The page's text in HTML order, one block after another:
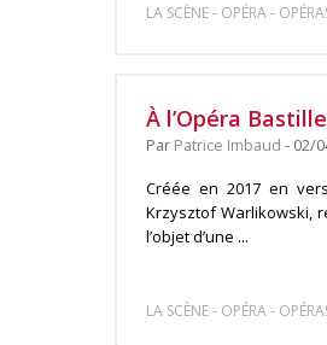
LA SCÈNE- OPÉRA-
À l’Opéra
Par Patrice Imbaud - 02/
Créée en 2017 en
Krzysztof Warlikowski,
l’objet d’une ...
LA SCÈNE- OPÉRA-